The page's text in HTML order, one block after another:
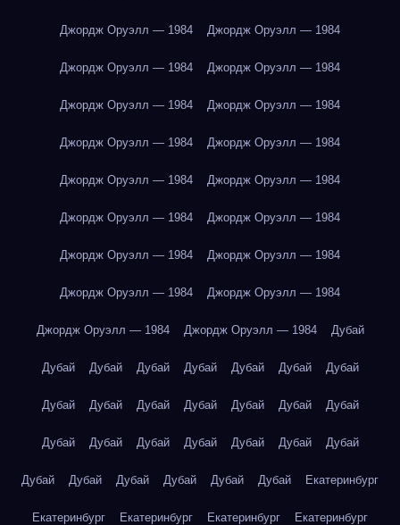
Джордж Оруэлл — 1984 Джордж Оруэлл — 1984
Джордж Оруэлл — 1984 Джордж Оруэлл — 1984
Джордж Оруэлл — 1984 Джордж Оруэлл — 1984
Джордж Оруэлл — 1984 Джордж Оруэлл — 1984
Джордж Оруэлл — 1984 Джордж Оруэлл — 1984
Джордж Оруэлл — 1984 Джордж Оруэлл — 1984
Джордж Оруэлл — 1984 Джордж Оруэлл — 1984
Джордж Оруэлл — 1984 Джордж Оруэлл — 1984
Джордж Оруэлл — 1984 Джордж Оруэлл — 1984 Дубай
Дубай Дубай Дубай Дубай Дубай Дубай Дубай
Дубай Дубай Дубай Дубай Дубай Дубай Дубай
Дубай Дубай Дубай Дубай Дубай Дубай Дубай
Дубай Дубай Дубай Дубай Дубай Дубай Екатеринбург
Екатеринбург Екатеринбург Екатеринбург Екатеринбург